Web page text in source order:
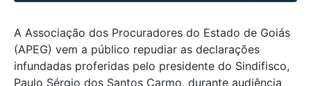
A Associação dos Procuradores do Estado de Goiás
(APEG) vem a público repudiar as declarações
infundadas proferidas pelo presidente do Sindifisco,
Paulo Sérgio dos Santos Carmo, durante audiência